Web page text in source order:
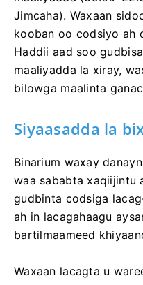
Jimcaha). Waxaan
kooban oo codsiyo ah
Haddii aad soo
maaliyadda la xiray,
bilowga maalinta
Siyaasadda la
Binarium waxay
waa sababta xaqiijintu
gudbinta codsiga
ah in lacagahaagu
bartilmaameed
Waxaan lacagta u